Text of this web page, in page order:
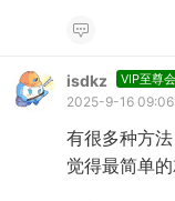
isdkz VIP至尊
2025-9-16
有很多种方
觉得最简单